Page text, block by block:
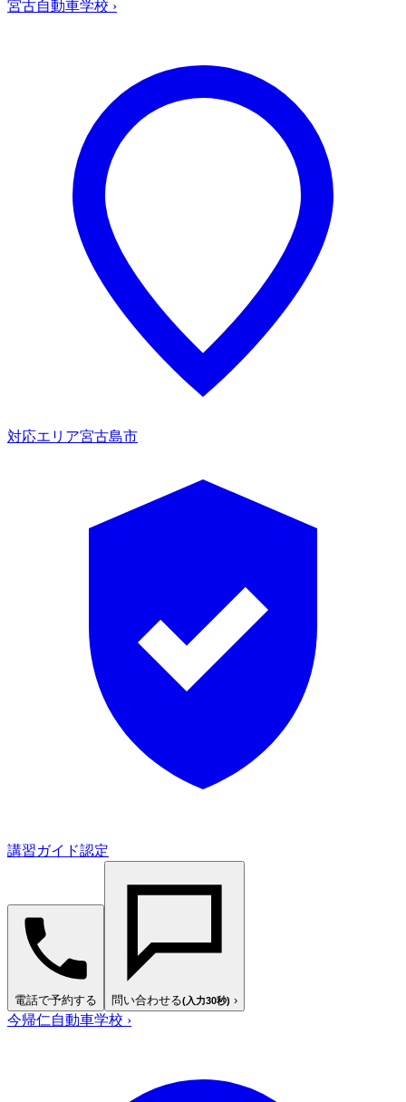
宮古自動車学校 ›
対応エリア宮古島市
講習ガイド認定
電話で予約する 問い合わせる(入力30秒) ›
今帰仁自動車学校 ›